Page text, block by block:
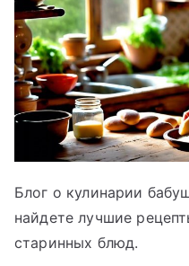
Блог о кулинарии
найдете лучшие
старинных блюд.